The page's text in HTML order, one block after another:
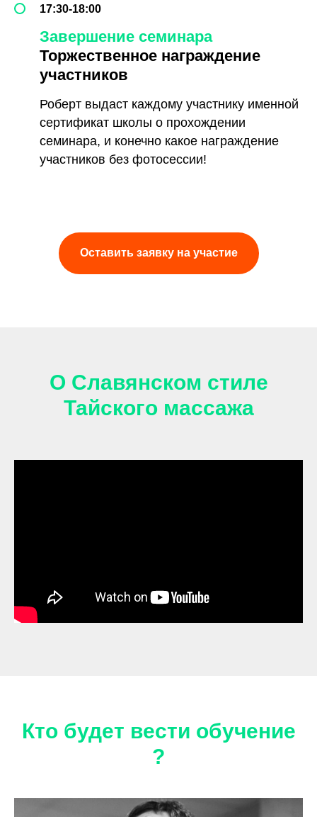
17:30-18:00
Завершение семинара
Торжественное награждение
участников
Роберт выдаст каждому участнику именной
сертификат школы о прохождении
семинара, и конечно какое награждение
участников без фотосессии!
Оставить заявку на участие
О Славянском стиле
Тайского массажа
Кто будет вести обучение
?